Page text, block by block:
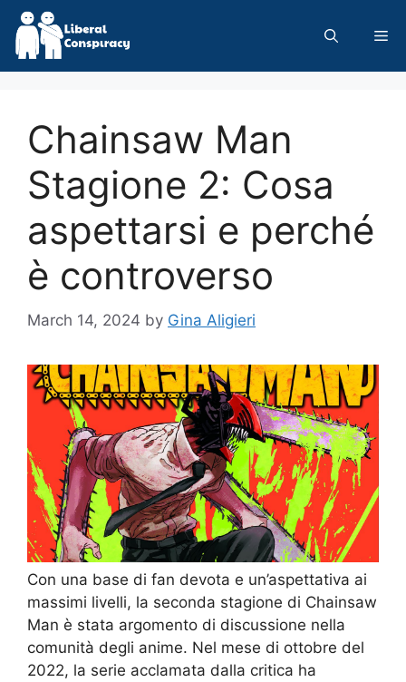
Skip
content
Chainsaw Man
Stagione 2: Cosa
aspettarsi e perché
è controverso
March 14, 2024 by Gina Aligieri
Con una base di fan devota e un’aspettativa ai
massimi livelli, la seconda stagione di Chainsaw
Man è stata argomento di discussione nella
comunità degli anime. Nel mese di ottobre del
2022, la serie acclamata dalla critica ha